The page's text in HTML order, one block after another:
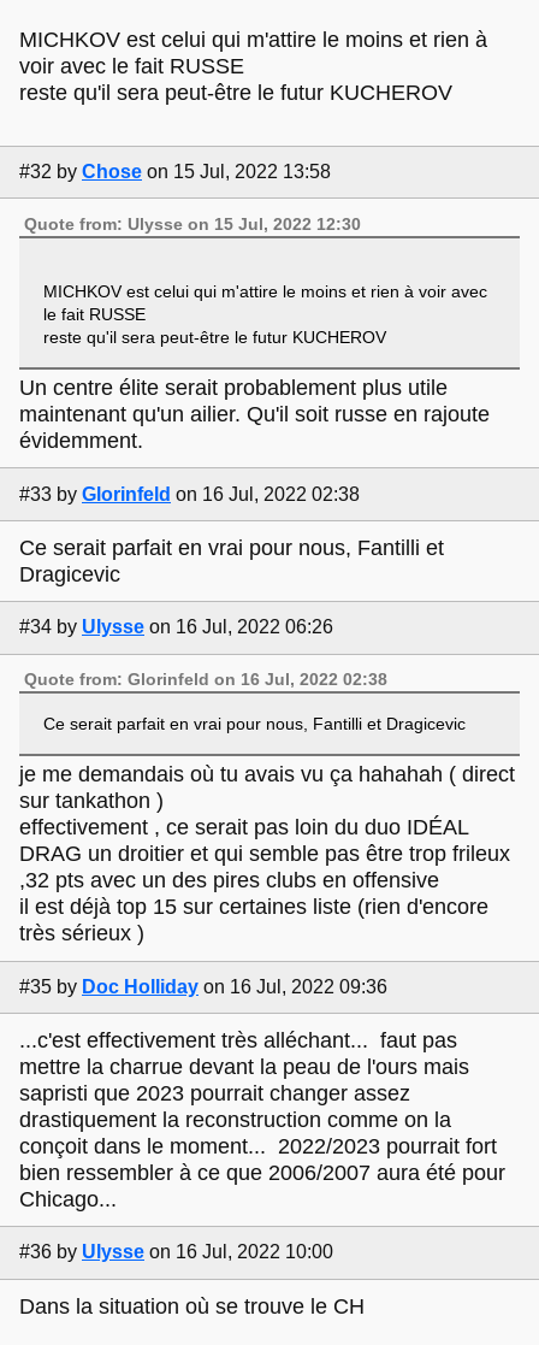
MICHKOV est celui qui m'attire le moins et rien à
voir avec le fait RUSSE
reste qu'il sera peut-être le futur KUCHEROV
#32 by Chose on 15 Jul, 2022 13:58
Quote from: Ulysse on 15 Jul, 2022 12:30
MICHKOV est celui qui m'attire le moins et rien à voir avec
le fait RUSSE
reste qu'il sera peut-être le futur KUCHEROV
Un centre élite serait probablement plus utile
maintenant qu'un ailier. Qu'il soit russe en rajoute
évidemment.
#33 by Glorinfeld on 16 Jul, 2022 02:38
Ce serait parfait en vrai pour nous, Fantilli et
Dragicevic
#34 by Ulysse on 16 Jul, 2022 06:26
Quote from: Glorinfeld on 16 Jul, 2022 02:38
Ce serait parfait en vrai pour nous, Fantilli et Dragicevic
je me demandais où tu avais vu ça hahahah ( direct
sur tankathon )
effectivement , ce serait pas loin du duo IDÉAL
DRAG un droitier et qui semble pas être trop frileux
,32 pts avec un des pires clubs en offensive
il est déjà top 15 sur certaines liste (rien d'encore
très sérieux )
#35 by Doc Holliday on 16 Jul, 2022 09:36
...c'est effectivement très alléchant... faut pas
mettre la charrue devant la peau de l'ours mais
sapristi que 2023 pourrait changer assez
drastiquement la reconstruction comme on la
conçoit dans le moment... 2022/2023 pourrait fort
bien ressembler à ce que 2006/2007 aura été pour
Chicago...
#36 by Ulysse on 16 Jul, 2022 10:00
Dans la situation où se trouve le CH